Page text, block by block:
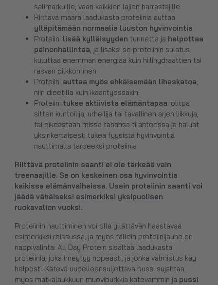
salimarkuille, vaan kaikkien lajien harrastajille
Riittävä määrä laadukasta proteiinia auttaa
ylläpitämään normaalia luuston hyvinvointia
Proteiini lisää kylläisyyden tunnetta ja helpottaa
painonhallintaa, ja lisäksi se proteiinin sulatus
kuluttaa enemmän energiaa kuin hiilihydraattien tai
rasvan pilkkominen
Proteiini auttaa myös ehkäisemään lihaskatoa,
niin dieetillä kuin ikääntyessäkin
Proteiini tukee aktiivista elämäntapaa: olitpa
sitten kuntoilija, urheilija tai tavallinen arjen liikkuja,
tai oikeastaan missä tahansa tilanteessa ja haluat
yksinkertaisesti tukea fyysistä hyvinvointia
nauttimalla tarpeeksi proteiinia
Riittävä proteiinin saanti ei ole tärkeää vain
treenaajille. Se on keskeinen osa hyvinvointia
kaikissa elämänvaiheissa. Usein proteiinin saanti voi
jäädä vähäiseksi esimerkiksi yksipuolisen
ruokavalion vuoksi.
Proteiinin nauttiminen voi olla yllättävän haastavaa
esimerkiksi reissussa, ja myös tällöin proteiinijauhe on
nappivalinta: All Day Protein sisältää laadukasta
proteiinia, joka imeytyy nopeasti, ja jonka valmistus käy
helposti. Kätevä uudelleensuljettava pussi sujahtaa
myös matkalaukkuun muovipurkkia kätevämmin ja pussi